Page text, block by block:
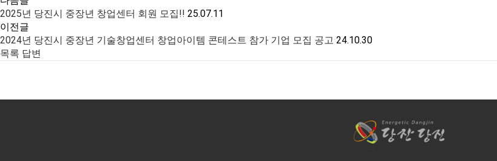
2025년 당진시 중장년 창업센터 회원 모집!! 25.07.11
이전글
2024년 당진시 중장년 기술창업센터 창업아이템 콘테스트 참가 기업 모집 공고 24.10.30
목록 답변